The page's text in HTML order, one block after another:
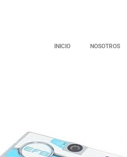
INICIO NOSOTROS